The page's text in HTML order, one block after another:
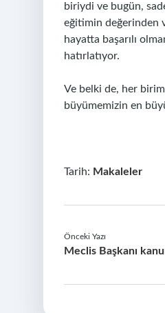
biriydi ve bugün,
eğitimin değerinden
hayatta başarılı
hatırlatıyor.
Ve belki de, her
büyümemizin en
Tarih: Makaleler
Önceki Yazı
Meclis Başkanı